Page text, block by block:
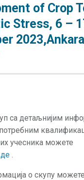
of Crop
Stress, 6 –
са детаљнијим
учесника можете
.
о скупу можете